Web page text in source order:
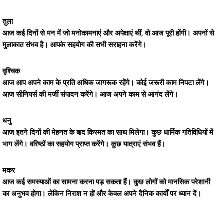
तुला
आज कई दिनों से मन में जो मनोकामनाएं और अपेक्षाएं थीं, वो आज पूरी होंगी। अपनों से
मुलाकात संभव है। आपके सहयोग की सभी सराहना करेंगे।
वृश्चिक
आज आप अपने काम के प्रति अधिक जागरूक रहेंगे। कोई जरूरी काम निपटा लेंगे।
आज सीनियर्स की मर्जी संपादन करेंगे। आज अपने काम से आनंद लेंगे।
धनु
आज इतने दिनों की मेहनत के बाद किस्मत का साथ मिलेगा। कुछ धार्मिक गतिविधियों में
भाग लेंगे। वरिष्ठों का सहयोग प्राप्त करेंगे। कुछ यात्राएं संभव हैं।
मकर
आज कई समस्याओं का सामना करना पड़ सकता हैं। कुछ लोगों को मानसिक परेशानी
का अनुभव होगा। लेकिन निराश न हों और केवल अपने दैनिक कार्यों पर ध्यान दें।